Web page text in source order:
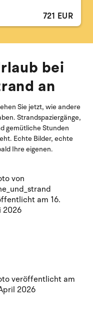
721 EUR
bei
an
Sie jetzt, wie andere
Strandspaziergänge,
gemütliche Stunden
Echte Bilder, echte
Ihre eigenen.